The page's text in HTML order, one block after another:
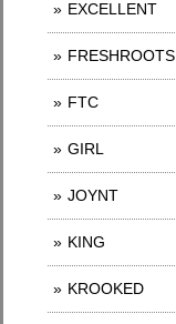
EXCELLENT
FRESHROOTS
FTC
GIRL
JOYNT
KING
KROOKED